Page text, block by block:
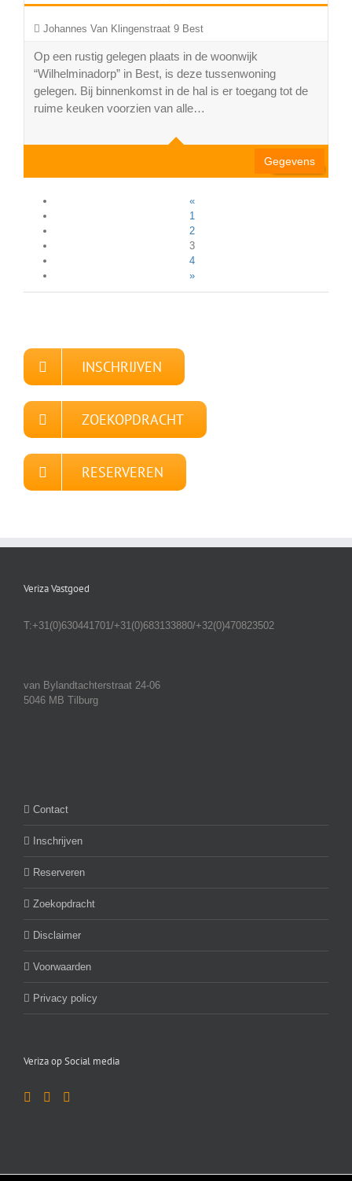
Johannes Van Klingenstraat 9 Best
Op een rustig gelegen plaats in de woonwijk
“Wilhelminadorp” in Best, is deze tussenwoning
gelegen. Bij binnenkomst in de hal is er toegang tot de
ruime keuken voorzien van alle…
Gegevens
«
1
2
3
4
»
INSCHRIJVEN
ZOEKOPDRACHT
RESERVEREN
Veriza Vastgoed
T:+31(0)630441701/+31(0)683133880/+32(0)470823502
van Bylandtachterstraat 24-06
5046 MB Tilburg
Contact
Inschrijven
Reserveren
Zoekopdracht
Disclaimer
Voorwaarden
Privacy policy
Veriza op Social media